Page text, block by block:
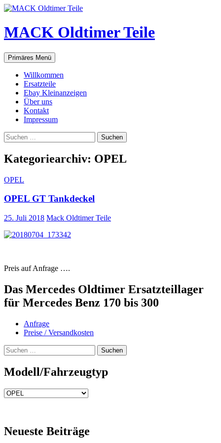
Zum
springen
MACK Oldtimer Teile
Suchen
Primäres Menü
Willkommen
Ersatzteile
Ebay Kleinanzeigen
Über uns
Kontakt
Impressum
Suchen
nach:
Kategoriearchiv: OPEL
OPEL
OPEL GT Tankdeckel
25. Juli 2018 Mack Oldtimer Teile
Preis auf Anfrage ….
Das Mercedes Oldtimer Ersatzteillager
für Mercedes Benz 170 bis 300
Anfrage
Preise / Versandkosten
Suchen
nach:
Modell/Fahrzeugtyp
Modell/Fahrzeugtyp
Neueste Beiträge